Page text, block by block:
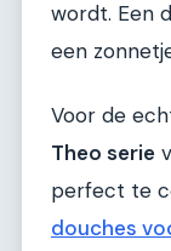
wordt. Een
een
Voor de
Theo serie
perfect te
douches